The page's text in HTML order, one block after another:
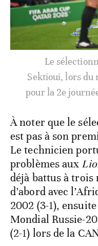
Le
Sektioui, lors du
pour la 2e
À noter que le
est pas à son
Le technicien
problèmes aux
déjà battus à trois
d’abord avec
2002 (3-1),
Mondial Russie-
(2-1) lors de la